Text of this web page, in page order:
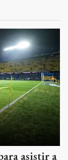
asistir a